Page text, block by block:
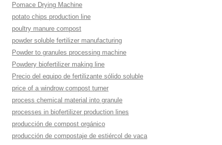
Pomace Drying Machine
potato chips production line
poultry manure compost
powder soluble fertilizer manufacturing
Powder to granules processing machine
Powdery biofertilizer making line
Precio del equipo de fertilizante sólido soluble
price of a windrow compost turner
process chemical material into granule
processes in biofertilizer production lines
producción de compost orgánico
producción de compostaje de estiércol de vaca